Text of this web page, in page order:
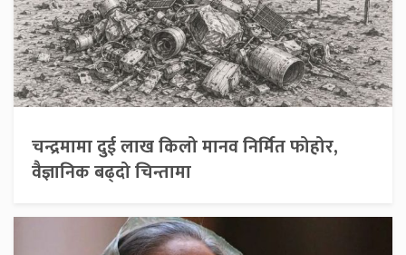
चन्द्रमामा दुई लाख किलो मानव निर्मित फोहोर,
वैज्ञानिक बढ्दो चिन्तामा